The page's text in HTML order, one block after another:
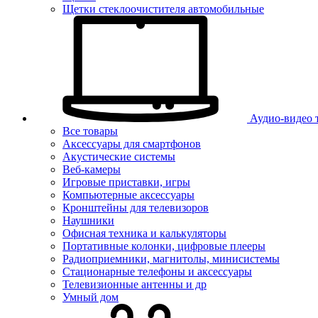
Щетки стеклоочистителя автомобильные
Аудио-видео
Все товары
Аксессуары для смартфонов
Акустические системы
Веб-камеры
Игровые приставки, игры
Компьютерные аксессуары
Кронштейны для телевизоров
Наушники
Офисная техника и калькуляторы
Портативные колонки, цифровые плееры
Радиоприемники, магнитолы, минисистемы
Стационарные телефоны и аксессуары
Телевизионные антенны и др
Умный дом